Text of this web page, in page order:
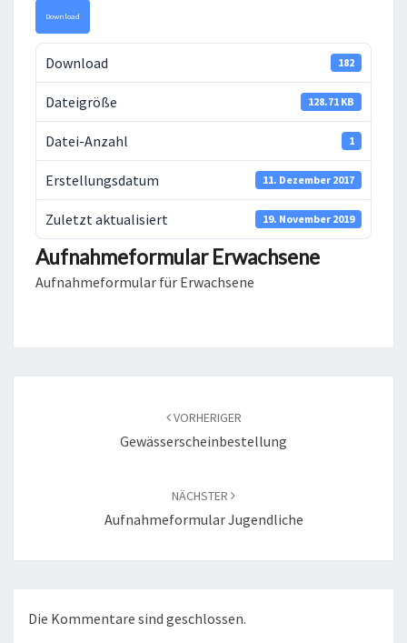
Down­load
Down­load 182
Datei­grö­ße 128.71 KB
Datei-Anzahl 1
Erstel­lungs­da­tum 11. Dezem­ber 2017
Zuletzt aktua­li­siert 19. Novem­ber 2019
Aufnahmeformular Erwachsene
Auf­nah­me­for­mu­lar für Erwachsene
VORHERIGER
Gewässerscheinbestellung
NÄCHSTER
Aufnahmeformular Jugendliche
Die Kommentare sind geschlossen.